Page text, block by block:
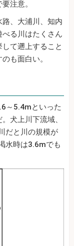
注意。
、大浦川、知内
る川はたくさん
て遡上すること
も面白い。
～5.4mといった
犬上川下流域、
だと川の規模が
水時は3.6mでも